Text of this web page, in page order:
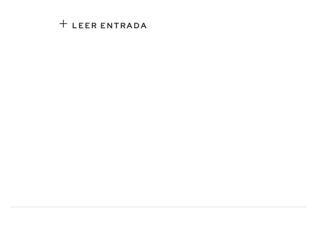
Desde el nacimiento y popularización de este calzado no ha
LEER ENTRADA